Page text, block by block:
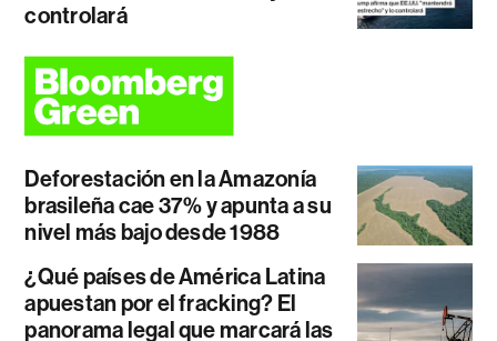
controlará
Deforestación en la Amazonía
brasileña cae 37% y apunta a su
nivel más bajo desde 1988
¿Qué países de América Latina
apuestan por el fracking? El
panorama legal que marcará las